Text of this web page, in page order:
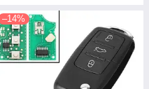
–14%